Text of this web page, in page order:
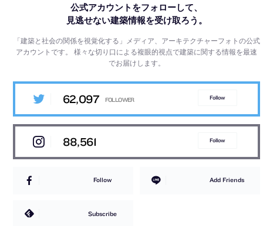
公式アカウントをフォローして、
見逃せない建築情報を受け取ろう。
「建築と社会の関係を視覚化する」メディア、アーキテクチャーフォトの公式
アカウントです。様々な切り口による複眼的視点で建築に関する情報を最速
でお届けします。
62,097 Follow
88,561 Follow
Follow Add Friends
Subscribe